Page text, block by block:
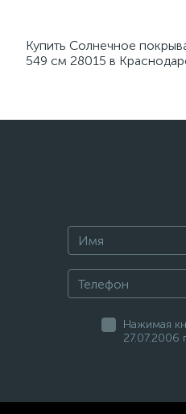
Купить Солнечное
549 см 28015 в
Нажимая
27.07.2006